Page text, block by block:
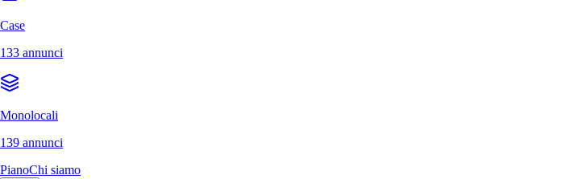
Case
133 annunci
Monolocali
139 annunci
PianoChi siamo